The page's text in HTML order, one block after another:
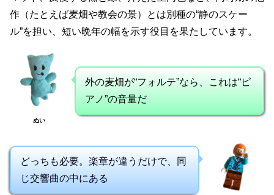
作（たとえば麦畑や教会の景）とは別種の“静のスケー
ル”を担い、短い晩年の幅を示す役目を果たしています。
ぬい
外の麦畑が“フォルテ”なら、これは“ピ
アノ”の音量だ
どっちも必要。楽章が違うだけで、同
じ交響曲の中にある